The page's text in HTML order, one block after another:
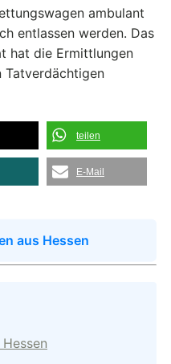
ambulant
entlassen werden. Das
hat die Ermittlungen
Tatverdächtigen
teilen
E-Mail
aus Hessen